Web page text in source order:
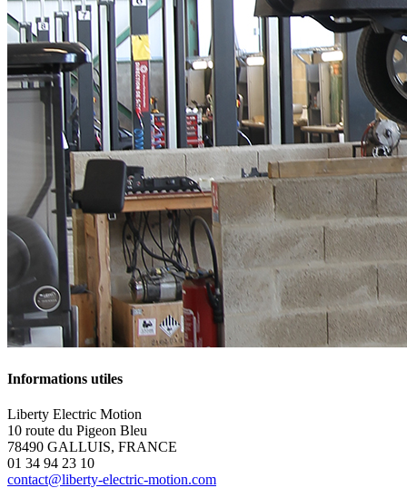
Informations utiles
Liberty Electric Motion
10 route du Pigeon Bleu
78490 GALLUIS, FRANCE
01 34 94 23 10
contact@liberty-electric-motion.com